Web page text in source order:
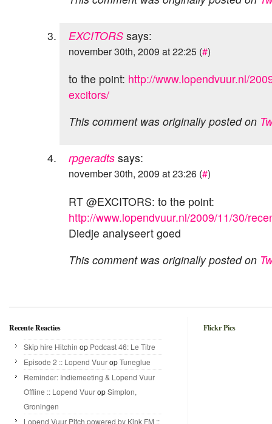
EXCITORS says:
november 30th, 2009 at 22:25 (#)
to the point: http://www.lopendvuur.nl/
excitors/
This comment was originally posted on
rpgeradts says:
november 30th, 2009 at 23:26 (#)
RT @EXCITORS: to the point:
http://www.lopendvuur.nl/2009/11/30/
Diedje analyseert goed
This comment was originally posted on
Recente Reacties
Skip hire Hitchin op Podcast 46: Le Titre
Episode 2 :: Lopend VuuropTuneglue
Reminder: Indiemeeting & Lopend Vuur
Offline :: Lopend VuuropSimplon,
Groningen
Lopend Vuur Pitch powered by Kink FM ::
Flickr Pics